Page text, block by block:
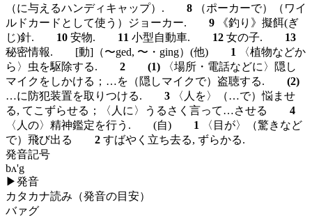
（に与えるハンディキャップ）. 8 （ポーカーで）（ワイ
ルドカードとして使う）ジョーカー. 9 《釣り》擬餌(ぎ
じ)針. 10 安物. 11 小型自動車. 12 女の子. 13
秘密情報. [動] （〜ged, 〜・ging） (他) 1
〈植物などか
ら〉虫を駆除する. 2 (1) 〈場所・電話などに〉隠し
マイクをしかける；…を（隠しマイクで）盗聴する. (2)
…に防犯装置を取りつける. 3 〈人を〉（…で）悩ませ
る, てこずらせる；〈人に〉うるさく言って…させる 4
〈人の〉精神鑑定を行う. (自) 1
〈目が〉（驚きなど
で）飛び出る 2 すばやく立ち去る, ずらかる.
発音記号
bʌ'g
▶発音
カタカナ読み（発音の目安）
バァグ